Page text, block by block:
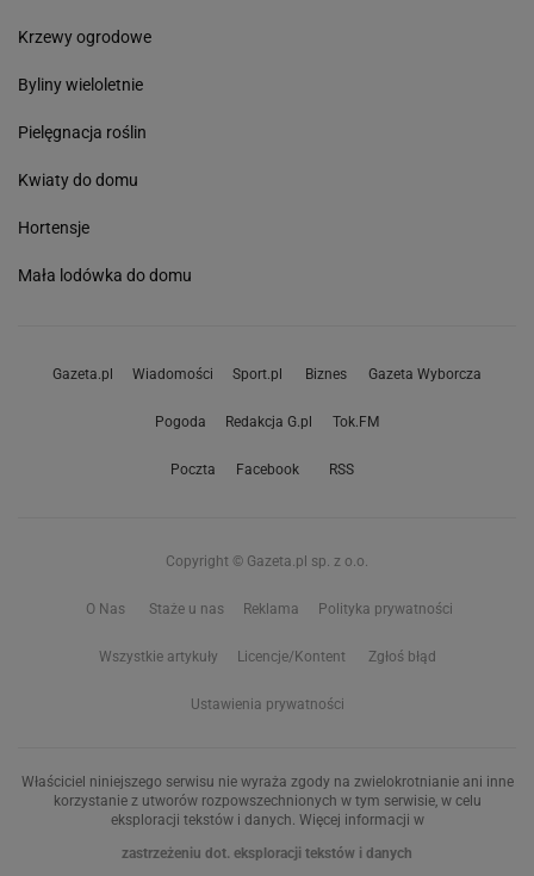
Krzewy ogrodowe
Byliny wieloletnie
Pielęgnacja roślin
Kwiaty do domu
Hortensje
Mała lodówka do domu
Gazeta.pl Wiadomości Sport.pl Biznes Gazeta Wyborcza
Pogoda Redakcja G.pl Tok.FM
Poczta Facebook RSS
Copyright © Gazeta.pl sp. z o.o.
O Nas Staże u nas Reklama Polityka prywatności
Wszystkie artykuły Licencje/Kontent Zgłoś błąd
Ustawienia prywatności
Właściciel niniejszego serwisu nie wyraża zgody na zwielokrotnianie ani inne
korzystanie z utworów rozpowszechnionych w tym serwisie, w celu
eksploracji tekstów i danych. Więcej informacji w
zastrzeżeniu dot. eksploracji tekstów i danych